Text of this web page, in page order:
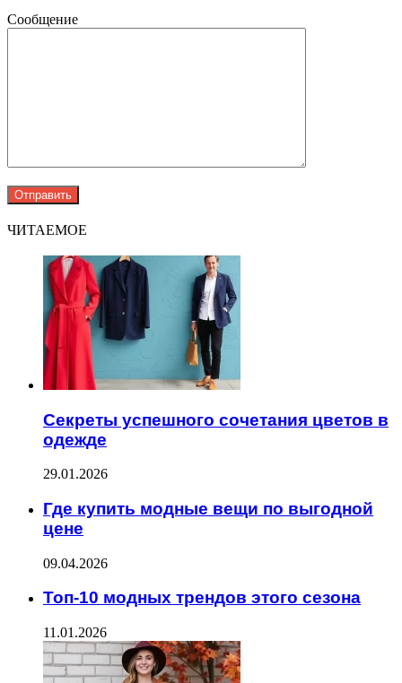
Сообщение
ЧИТАЕМОЕ
Секреты успешного сочетания цветов в
одежде
29.01.2026
Где купить модные вещи по выгодной
цене
09.04.2026
Топ-10 модных трендов этого сезона
11.01.2026